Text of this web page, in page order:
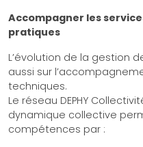
Accompagner les
pratiques
L’évolution de la gestion
aussi sur
techniques.
Le réseau DEPHY
dynamique collective
compétences par :